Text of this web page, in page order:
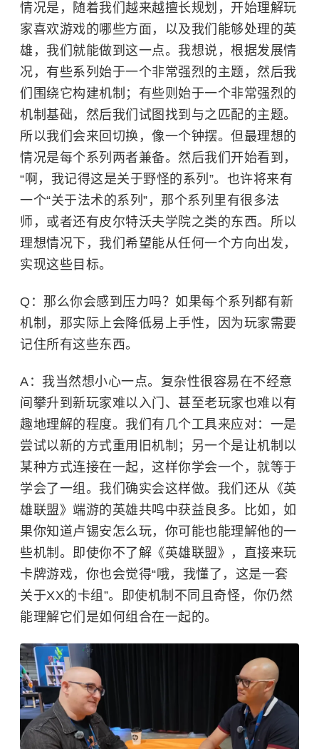
情况是，随着我们越来越擅长规划，开始理解玩
家喜欢游戏的哪些方面，以及我们能够处理的英
雄，我们就能做到这一点。我想说，根据发展情
况，有些系列始于一个非常强烈的主题，然后我
们围绕它构建机制；有些则始于一个非常强烈的
机制基础，然后我们试图找到与之匹配的主题。
所以我们会来回切换，像一个钟摆。但最理想的
情况是每个系列两者兼备。然后我们开始看到，
“啊，我记得这是关于野怪的系列”。也许将来有
一个“关于法术的系列”，那个系列里有很多法
师，或者还有皮尔特沃夫学院之类的东西。所以
理想情况下，我们希望能从任何一个方向出发，
实现这些目标。
Q：那么你会感到压力吗？如果每个系列都有新
机制，那实际上会降低易上手性，因为玩家需要
记住所有这些东西。
A：我当然想小心一点。复杂性很容易在不经意
间攀升到新玩家难以入门、甚至老玩家也难以有
趣地理解的程度。我们有几个工具来应对：一是
尝试以新的方式重用旧机制；另一个是让机制以
某种方式连接在一起，这样你学会一个，就等于
学会了一组。我们确实会这样做。我们还从《英
雄联盟》端游的英雄共鸣中获益良多。比如，如
果你知道卢锡安怎么玩，你可能也能理解他的一
些机制。即使你不了解《英雄联盟》，直接来玩
卡牌游戏，你也会觉得“哦，我懂了，这是一套
关于XX的卡组”。即使机制不同且奇怪，你仍然
能理解它们是如何组合在一起的。